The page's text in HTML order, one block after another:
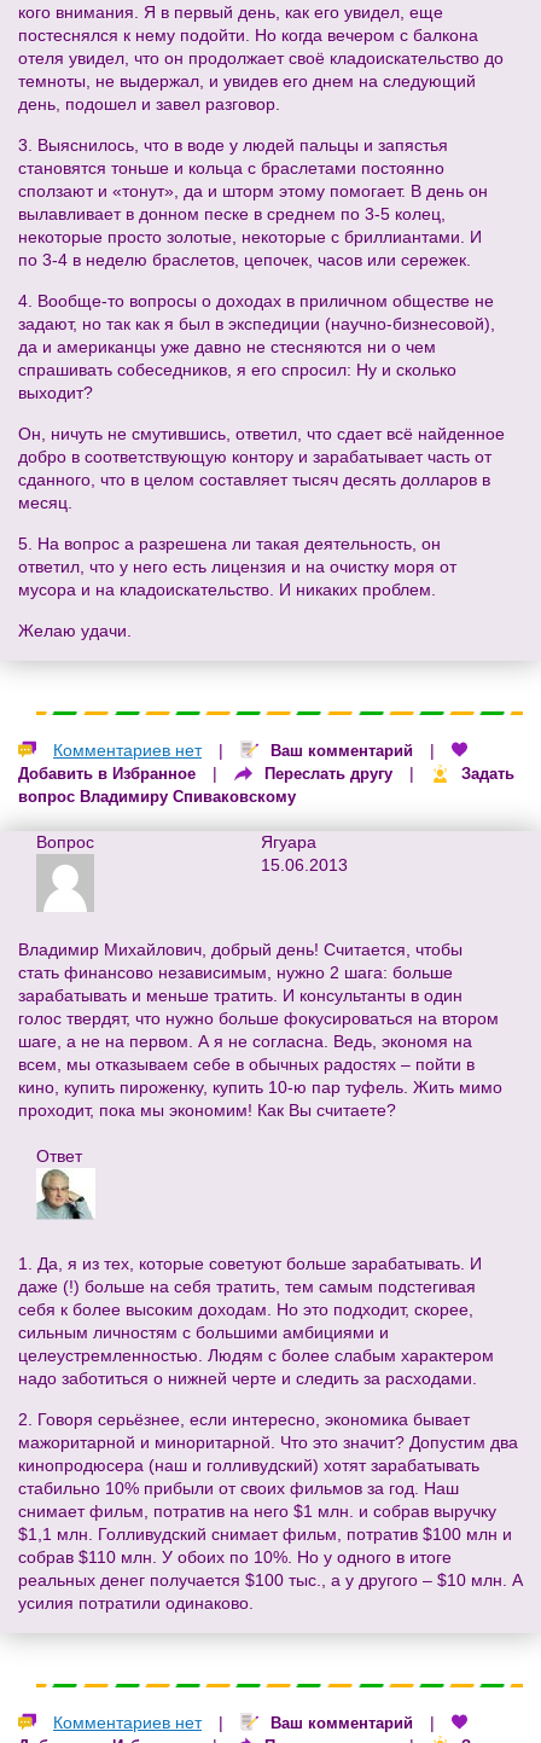
кого внимания. Я в первый день, как его увидел, еще
постеснялся к нему подойти. Но когда вечером с балкона
отеля увидел, что он продолжает своё кладоискательство до
темноты, не выдержал, и увидев его днем на следующий
день, подошел и завел разговор.
3. Выяснилось, что в воде у людей пальцы и запястья
становятся тоньше и кольца с браслетами постоянно
сползают и «тонут», да и шторм этому помогает. В день он
вылавливает в донном песке в среднем по 3-5 колец,
некоторые просто золотые, некоторые с бриллиантами. И
по 3-4 в неделю браслетов, цепочек, часов или сережек.
4. Вообще-то вопросы о доходах в приличном обществе не
задают, но так как я был в экспедиции (научно-бизнесовой),
да и американцы уже давно не стесняются ни о чем
спрашивать собеседников, я его спросил: Ну и сколько
выходит?
Он, ничуть не смутившись, ответил, что сдает всё найденное
добро в соответствующую контору и зарабатывает часть от
сданного, что в целом составляет тысяч десять долларов в
месяц.
5. На вопрос а разрешена ли такая деятельность, он
ответил, что у него есть лицензия и на очистку моря от
мусора и на кладоискательство. И никаких проблем.
Желаю удачи.
Комментариев нет | Ваш комментарий |
Добавить в Избранное | Переслать другу |
Задать
вопрос Владимиру Спиваковскому
Вопрос
Ягуара
15.06.2013
Владимир Михайлович, добрый день! Считается, чтобы
стать финансово независимым, нужно 2 шага: больше
зарабатывать и меньше тратить. И консультанты в один
голос твердят, что нужно больше фокусироваться на втором
шаге, а не на первом. А я не согласна. Ведь, экономя на
всем, мы отказываем себе в обычных радостях – пойти в
кино, купить пироженку, купить 10-ю пар туфель. Жить мимо
проходит, пока мы экономим! Как Вы считаете?
Ответ
1. Да, я из тех, которые советуют больше зарабатывать. И
даже (!) больше на себя тратить, тем самым подстегивая
себя к более высоким доходам. Но это подходит, скорее,
сильным личностям с большими амбициями и
целеустремленностью. Людям с более слабым характером
надо заботиться о нижней черте и следить за расходами.
2. Говоря серьёзнее, если интересно, экономика бывает
мажоритарной и миноритарной. Что это значит? Допустим два
кинопродюсера (наш и голливудский) хотят зарабатывать
стабильно 10% прибыли от своих фильмов за год. Наш
снимает фильм, потратив на него $1 млн. и собрав выручку
$1,1 млн. Голливудский снимает фильм, потратив $100 млн и
собрав $110 млн. У обоих по 10%. Но у одного в итоге
реальных денег получается $100 тыс., а у другого – $10 млн. А
усилия потратили одинаково.
Комментариев нет | Ваш комментарий |